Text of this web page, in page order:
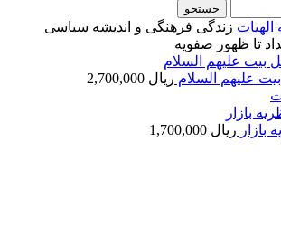
جستجو
الهيات زندگی فرهنگی و اندیشه سیاسی
تا ظهور صفویه
علیهم السلام ریال
بازار ریال